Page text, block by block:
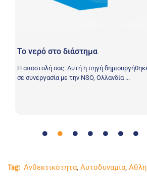
Το νερό στο διάστημα
Η αποστολή σας: Αυτή η πηγή
σε συνεργασία με την NSO, Ολλανδία ...
Tag: Ανθεκτικότητα, Αυτοδυναμία,